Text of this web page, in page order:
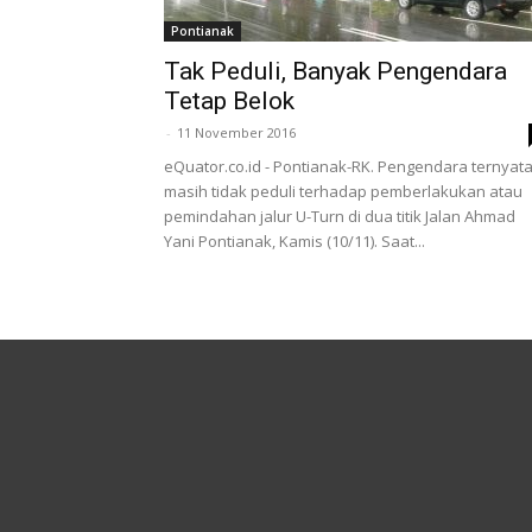
Pontianak
Tak Peduli, Banyak Pengendara
Tetap Belok
- 11 November 2016
eQuator.co.id - Pontianak-RK. Pengendara ternyata
masih tidak peduli terhadap pemberlakukan atau
pemindahan jalur U-Turn di dua titik Jalan Ahmad
Yani Pontianak, Kamis (10/11). Saat...